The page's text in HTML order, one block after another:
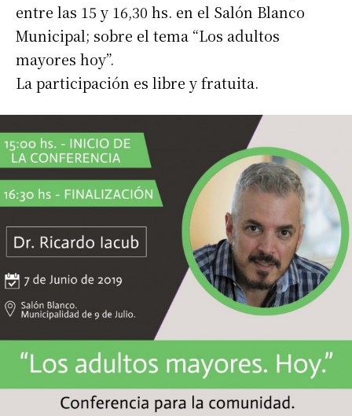
entre las 15 y 16,30 hs. en el Salón Blanco
Municipal; sobre el tema “Los adultos
mayores hoy”.
La participación es libre y fratuita.